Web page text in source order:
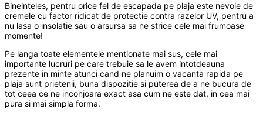
Bineinteles, pentru orice fel de escapada pe plaja este nevoie de
cremele cu factor ridicat de protectie contra razelor UV, pentru a
nu lasa o insolatie sau o arsursa sa ne strice cele mai frumoase
momente!
Pe langa toate elementele mentionate mai sus, cele mai
importante lucruri pe care trebuie sa le avem intotdeauna
prezente in minte atunci cand ne planuim o vacanta rapida pe
plaja sunt prietenii, buna dispozitie si puterea de a ne bucura de
tot ceea ce ne inconjoara exact asa cum ne este dat, in cea mai
pura si mai simpla forma.